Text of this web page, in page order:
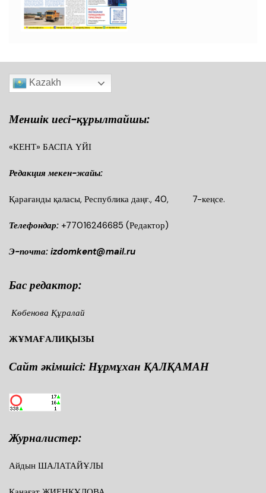
Kazakh
Меншік иесі-құрылтайшы:
«КЕНТ» БАСПА ҮЙІ
Редакция мекен-жайы:
Қарағанды қаласы, Республика даңғ., 40, 7-кеңсе.
Телефондар: +77016246685 (Редактор)
Э-почта: izdomkent@mail.ru
Бас редактор:
Көбенова Құралай
ЖҰМАҒАЛИҚЫЗЫ
Сайт әкімшісі: Нұрмұхан ҚАЛҚАМАН
Журналистер:
Айдын ШАЛАТАЙҰЛЫ